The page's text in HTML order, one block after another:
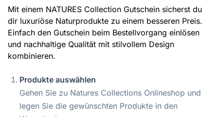
Mit einem NATURES Collection Gutschein sicherst du
dir luxuriöse Naturprodukte zu einem besseren Preis.
Einfach den Gutschein beim Bestellvorgang einlösen
und nachhaltige Qualität mit stilvollem Design
kombinieren.
Produkte auswählen
Gehen Sie zu Natures Collections Onlineshop und
legen Sie die gewünschten Produkte in den